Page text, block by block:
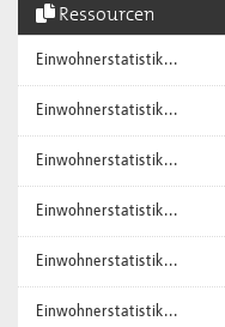
Ressourcen
Einwohnerstatistik...
Einwohnerstatistik...
Einwohnerstatistik...
Einwohnerstatistik...
Einwohnerstatistik...
Einwohnerstatistik...